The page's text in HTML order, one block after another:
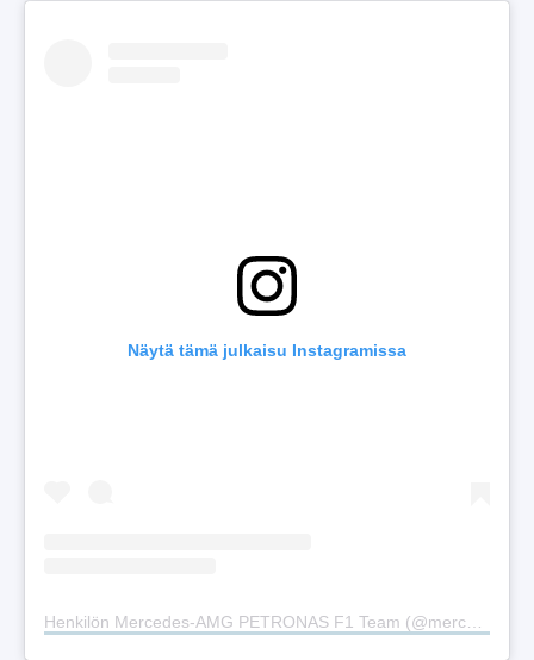
Näytä tämä julkaisu Instagramissa